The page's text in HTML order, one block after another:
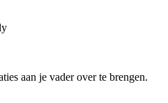
aan je vader over te brengen.